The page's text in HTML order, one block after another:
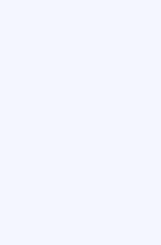
→ Pliki cookie innych